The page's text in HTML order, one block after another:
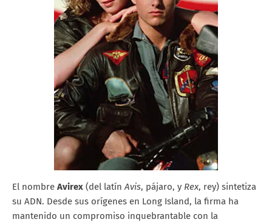
El nombre Avirex (del latínAvis, pájaro, y Rex, rey) sintetiza
su ADN. Desde sus orígenes en Long Island, la firma ha
mantenido un compromiso inquebrantable con la